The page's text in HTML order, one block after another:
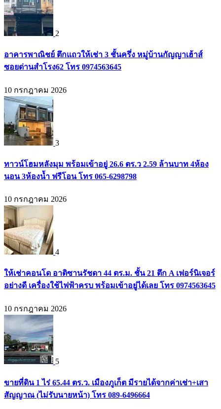
2
อาคารพาณิชย์ ตึกแถวให้เช่า 3 ชั้นครึ่ง หมู่บ้านกัญญาเฮ้าส์
ซอยด่านสำโรง62 โทร 0974563645
10 กรกฎาคม 2026
3
ทาวน์โฮมหลังมุม พร้อมเข้าอยู่ 26.6 ตร.ว 2.59 ล้านบาท 4ห้อง
นอน 3ห้องน้ำ ฟรีโอน โทร 065-6298798
10 กรกฎาคม 2026
4
ให้เช่าคอนโด อาติซานรัชดา 44 ตร.ม. ชั้น 21 ตึก A เฟอร์นิเจอร์
อย่างดี เครื่องใช้ไฟฟ้าครบ พร้อมเข้าอยู่ได้เลย โทร 0974563645
10 กรกฎาคม 2026
5
ขายที่ดิน 1 ไร่ 65.44 ตร.ว. เมืองภูเก็ต มีรายได้จากค่าเช่า+เสา
สัญญาณ (ไม่รับนายหน้า) โทร 089-6496664